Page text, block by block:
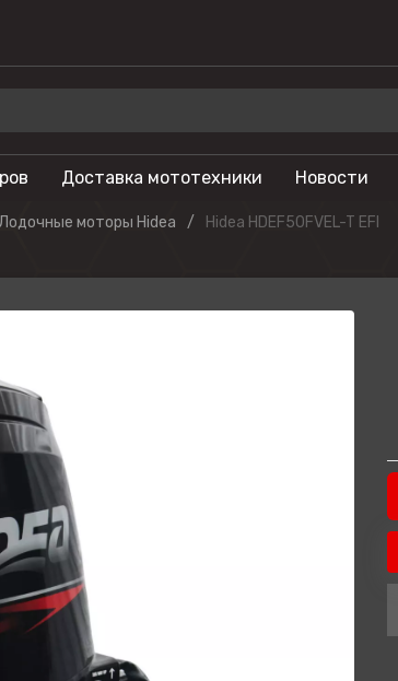
Гидроциклы
Питбайки
Туристические
мотоциклы
Phoenix
Доставка мототехники Новости
моторы Hidea Hidea HDEF50FVEL-T EFI